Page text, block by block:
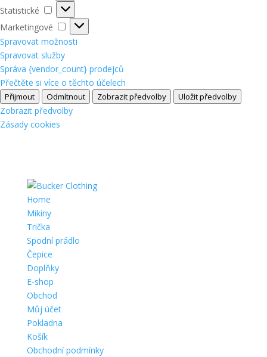
Statistické
Statistické
Marketingové
Marketingové
Spravovat možnosti
Spravovat služby
Správa {vendor_count} prodejců
Přečtěte si více o těchto účelech
Přijmout Odmítnout Zobrazit předvolby Uložit předvolby
Zobrazit předvolby
Zásady cookies
Home
Mikiny
Trička
Spodní prádlo
Čepice
Doplňky
E-shop
Obchod
Můj účet
Pokladna
Košík
Obchodní podmínky